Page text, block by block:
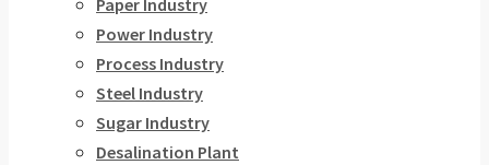
Paper Industry
Power Industry
Process Industry
Steel Industry
Sugar Industry
Desalination Plant